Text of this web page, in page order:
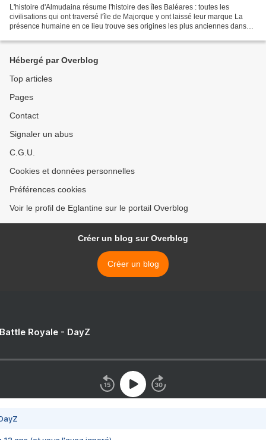
L'histoire d'Almudaina résume l'histoire des îles Baléares : toutes les
civilisations qui ont traversé l'île de Majorque y ont laissé leur marque La
présence humaine en ce lieu trouve ses origines les plus anciennes dans
Hébergé par Overblog
Top articles
Pages
Contact
Signaler un abus
C.G.U.
Cookies et données personnelles
Préférences cookies
Voir le profil de Eglantine sur le portail Overblog
Créer un blog sur Overblog
Créer un blog
Royale - DayZ